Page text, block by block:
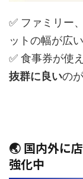
✅ ファミリー
ットの幅が広い
✅ 食事券が使
抜群に良いの
🌏 国内外に
強化中